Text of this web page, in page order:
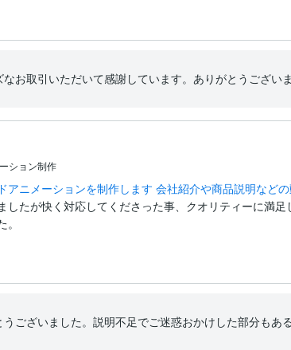
お取引いただいて感謝しています。ありがとうございま
ション制作
アニメーションを制作します 会社紹介や商品説明など
したが快く対応してくださった事、クオリティーに満足
ございました。説明不足でご迷惑おかけした部分もあ